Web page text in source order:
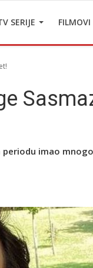
SERIJE FILMOVI
imao